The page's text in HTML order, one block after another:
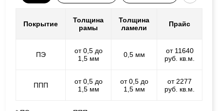
Покрытие
Толщина
рамы
Толщина
ламели
Прайс
ПЭ
от 0,5 до
1,5 мм
0,5 мм
от 11640
руб. кв.м.
ППП
от 0,5 до
1,5 мм
от 0,5 до
1,5 мм
от 2277
руб. кв.м.